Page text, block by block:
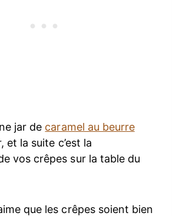
jar de caramel au beurre
et la suite c’est la
vos crêpes sur la table du
que les crêpes soient bien